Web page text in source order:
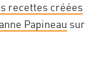
recettes créées
Papineau sur